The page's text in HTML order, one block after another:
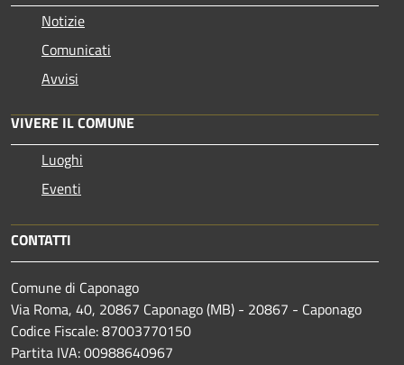
Notizie
Comunicati
Avvisi
VIVERE IL COMUNE
Luoghi
Eventi
CONTATTI
Comune di Caponago
Via Roma, 40, 20867 Caponago (MB) - 20867 - Caponago
Codice Fiscale: 87003770150
Partita IVA: 00988640967